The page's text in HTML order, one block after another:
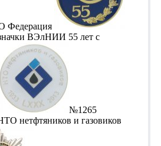
Федерация
ВЭлНИИ 55 лет с
№1265
нетфтяников и газовиков